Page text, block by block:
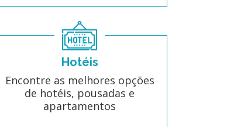
Hotéis
Encontre as melhores opções
de hotéis, pousadas e
apartamentos